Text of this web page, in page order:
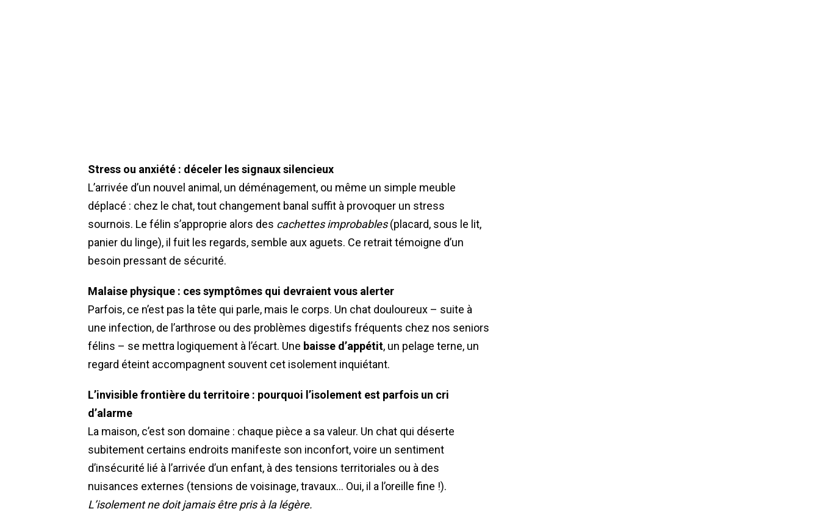
Stress ou anxiété : déceler les signaux silencieux
L’arrivée d’un nouvel animal, un déménagement, ou même un simple meuble
déplacé : chez le chat, tout changement banal suffit à provoquer un stress
sournois. Le félin s’approprie alors des cachettes improbables(placard, sous le lit,
panier du linge), il fuit les regards, semble aux aguets. Ce retrait témoigne d’un
besoin pressant de sécurité.
Malaise physique : ces symptômes qui devraient vous alerter
Parfois, ce n’est pas la tête qui parle, mais le corps. Un chat douloureux – suite à
une infection, de l’arthrose ou des problèmes digestifs fréquents chez nos seniors
félins – se mettra logiquement à l’écart. Une baisse d’appétit, un pelage terne, un
regard éteint accompagnent souvent cet isolement inquiétant.
L’invisible frontière du territoire : pourquoi l’isolement est parfois un cri
d’alarme
La maison, c’est son domaine : chaque pièce a sa valeur. Un chat qui déserte
subitement certains endroits manifeste son inconfort, voire un sentiment
d’insécurité lié à l’arrivée d’un enfant, à des tensions territoriales ou à des
nuisances externes (tensions de voisinage, travaux… Oui, il a l’oreille fine !).
L’isolement ne doit jamais être pris à la légère.